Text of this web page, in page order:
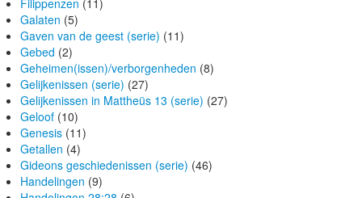
Galaten (5)
Gaven van de geest (serie) (11)
Gebed (2)
Geheimen(issen)/verborgenheden (8)
Gelijkenissen (serie) (27)
Gelijkenissen in Mattheüs 13 (serie) (27)
Geloof (10)
Genesis (11)
Getallen (4)
Gideons geschiedenissen (serie) (46)
Handelingen (9)